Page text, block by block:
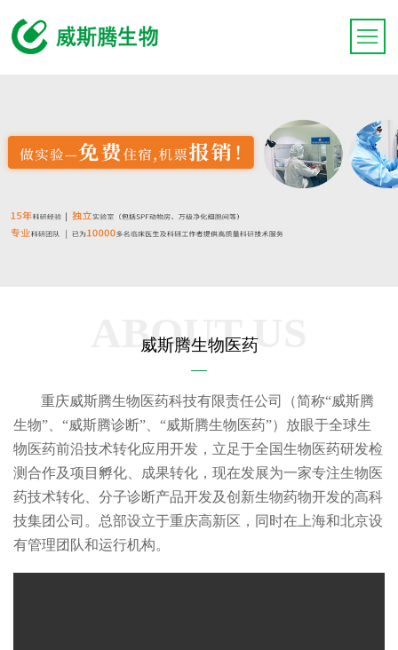
威斯腾生物医药
ABOUT US
重庆威斯腾生物医药科技有限责任公司（简称“威斯腾
生物”、“威斯腾诊断”、“威斯腾生物医药”）放眼于全球生
物医药前沿技术转化应用开发，立足于全国生物医药研发检
测合作及项目孵化、成果转化，现在发展为一家专注生物医
药技术转化、分子诊断产品开发及创新生物药物开发的高科
技集团公司。总部设立于重庆高新区，同时在上海和北京设
有管理团队和运行机构。